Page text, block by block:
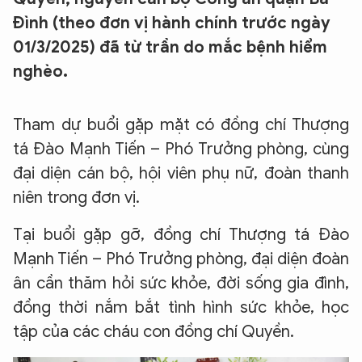
Đình (theo đơn vị hành chính trước ngày
01/3/2025) đã từ trần do mắc bệnh hiểm
nghèo.
Tham dự buổi gặp mặt có đồng chí Thượng
tá Đào Mạnh Tiến – Phó Trưởng phòng, cùng
đại diện cán bộ, hội viên phụ nữ, đoàn thanh
niên trong đơn vị.
Tại buổi gặp gỡ, đồng chí Thượng tá Đào
Mạnh Tiến – Phó Trưởng phòng, đại diện đoàn
ân cần thăm hỏi sức khỏe, đời sống gia đình,
đồng thời nắm bắt tình hình sức khỏe, học
tập của các cháu con đồng chí Quyền.